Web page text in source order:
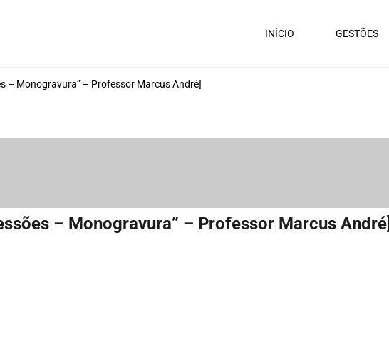
INÍCIO GESTÕES
– Monogravura” – Professor Marcus André]
– Monogravura” – Professor Marcus André]